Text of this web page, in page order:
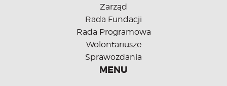
Zarząd
Rada Fundacji
Rada Programowa
Wolontariusze
Sprawozdania
MENU